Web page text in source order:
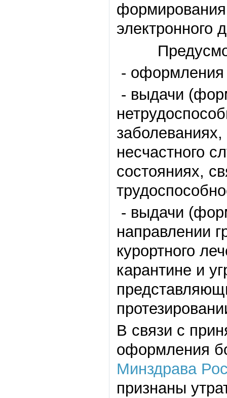
электронного
- оформления
- выдачи
несчастного
состояниях,
- выдачи
направлении
курортного
карантине и
В связи с
оформления
Минздрава
признаны